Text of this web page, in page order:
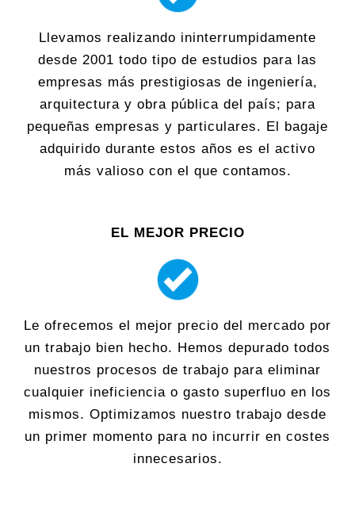
Llevamos realizando ininterrumpidamente
desde 2001 todo tipo de estudios para las
empresas más prestigiosas de ingeniería,
arquitectura y obra pública del país; para
pequeñas empresas y particulares. El bagaje
adquirido durante estos años es el activo
más valioso con el que contamos.
EL MEJOR PRECIO
Le ofrecemos el mejor precio del mercado por
un trabajo bien hecho. Hemos depurado todos
nuestros procesos de trabajo para eliminar
cualquier ineficiencia o gasto superfluo en los
mismos. Optimizamos nuestro trabajo desde
un primer momento para no incurrir en costes
innecesarios.